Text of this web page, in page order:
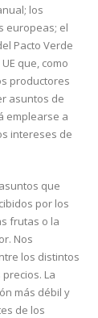
los
europeas; el
Pacto Verde
que, como
productores
asuntos de
emplearse a
intereses de
que
por los
frutas o la
Nos
los distintos
La
más débil y
de los